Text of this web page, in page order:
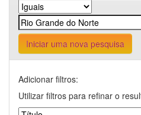
Iniciar uma nova pesquisa
Adicionar filtros:
Utilizar filtros para refinar o